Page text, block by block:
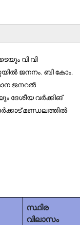
വി വി
ജനനം. ബി കോം.
ജനറൽ
ദേശീയ വർക്കിങ്
മണ്ഡലത്തിൽ
സ്ഥിര
വിലാസം